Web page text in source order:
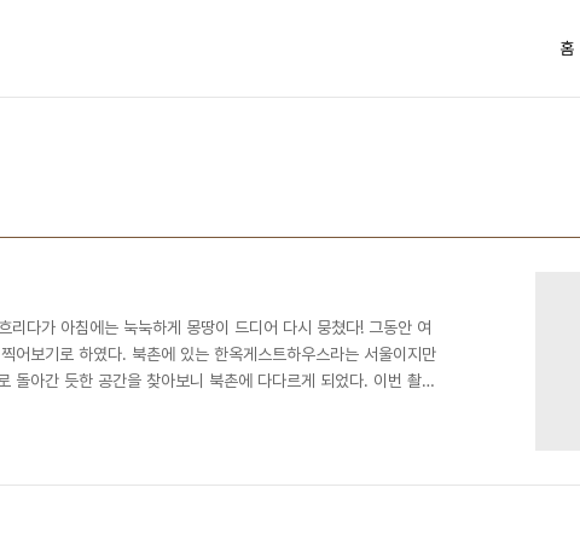
홈
다가 아침에는 눅눅하게 몽땅이 드디어 다시 뭉쳤다! 그동안 여
어보기로 하였다. 북촌에 있는 한옥게스트하우스라는 서울이지만
돌아간 듯한 공간을 찾아보니 북촌에 다다르게 되었다. 이번 촬영
져왔고, 나(큰거)는 한 잔 하고오고, 범종이(시원)는 맨발을 보여줬
로의 에피소드를 공유하기 위한 토크쇼 ..